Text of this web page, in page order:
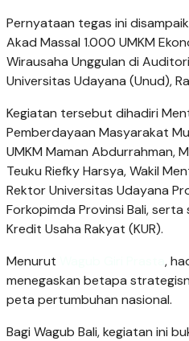
Pernyataan tegas ini
Akad Massal 1.000 UMKM
Wirausaha Unggulan di
Universitas Udayana (Unud),
Kegiatan tersebut dihadiri
Pemberdayaan Masyarakat
UMKM Maman Abdurrahman,
Teuku Riefky Harsya, Wakil
Rektor Universitas Udayana
Forkopimda Provinsi Bali,
Kredit Usaha Rakyat (KUR).
Menurut
,
menegaskan betapa
peta pertumbuhan nasional.
Bagi Wagub Bali, kegiatan ini